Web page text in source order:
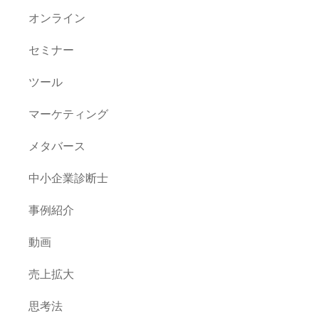
オンライン
セミナー
ツール
マーケティング
メタバース
中小企業診断士
事例紹介
動画
売上拡大
思考法